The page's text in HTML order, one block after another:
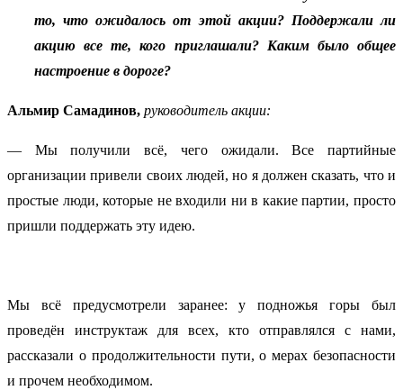
то, что ожидалось от этой акции? Поддержали ли
акцию все те, кого приглашали? Каким было общее
настроение в дороге?
Альмир Самадинов, руководитель акции:
— Мы получили всё, чего ожидали. Все партийные
организации привели своих людей, но я должен сказать, что и
простые люди, которые не входили ни в какие партии, просто
пришли поддержать эту идею.
Мы всё предусмотрели заранее: у подножья горы был
проведён инструктаж для всех, кто отправлялся с нами,
рассказали о продолжительности пути, о мерах безопасности
и прочем необходимом.